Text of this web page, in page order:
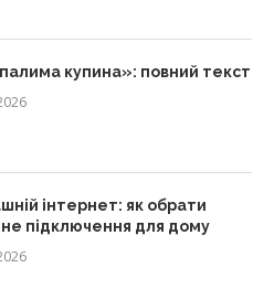
купина»: повний текст
інтернет: як обрати
підключення для дому